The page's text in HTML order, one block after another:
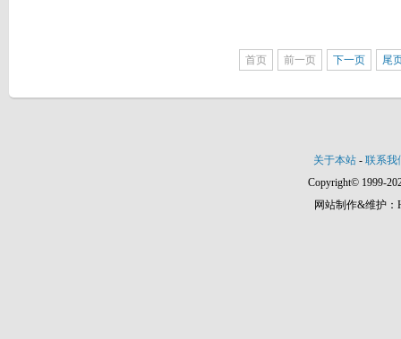
首页 前一页 下一页 尾
关于本站 - 联系我
Copyright© 1999-
网站制作&维护